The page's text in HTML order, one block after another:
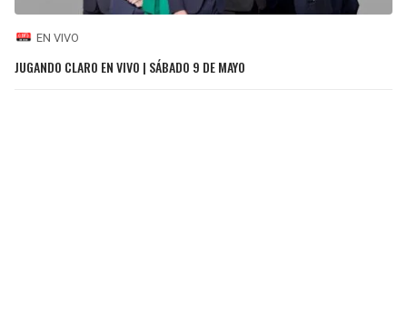
EN VIVO
JUGANDO CLARO EN VIVO | SÁBADO 9 DE MAYO